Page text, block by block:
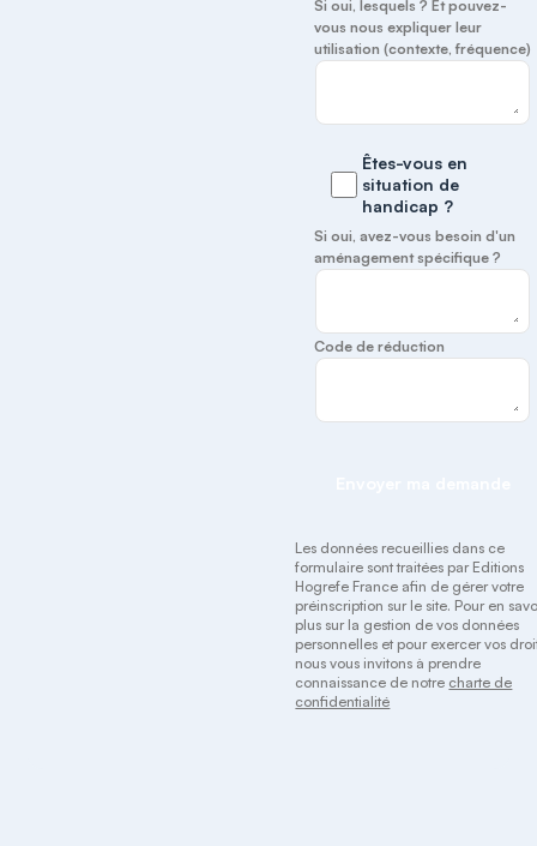
Si oui, lesquels ? Et pouvez-
vous nous expliquer leur
utilisation (contexte, fréquence)
Êtes-vous en
situation de
handicap ?
Si oui, avez-vous besoin d'un
aménagement spécifique ?
Code de réduction
Les données recueillies dans ce
formulaire sont traitées par Editions
Hogrefe France afin de gérer votre
préinscription sur le site. Pour en
plus sur la gestion de vos données
personnelles et pour exercer vos
nous vous invitons à prendre
connaissance de notre charte de
confidentialité